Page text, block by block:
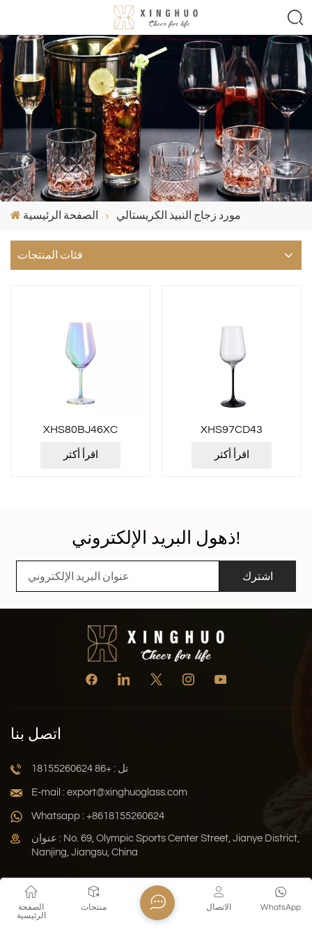
الصفحة الرئيسية مورد زجاج النبيذ الكريستالي
فئات المنتجات
XHS80BJ46XC
اقرأ أكثر
XHS97CD43
اقرأ أكثر
ذهول البريد الإلكتروني!
اشترك
اتصل بنا
تل : +86 18155260624
E-mail : export@xinghuoglass.com
Whatsapp : +8618155260624
عنوان : No. 69, Olympic Sports Center Street, Jianye District,
Nanjing, Jiangsu, China
Xml سياسة الخصوصية المدونة
خريطة الموقع
حقوق النشر © 2026 Jiangsu Xinghuo Technology Co., Ltd. جميع
الصفحة
الرئيسية
منتجات WhatsApp الاتصال